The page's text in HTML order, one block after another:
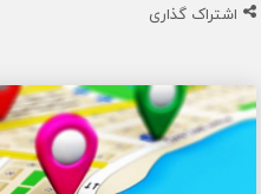
اشتراک گذاری